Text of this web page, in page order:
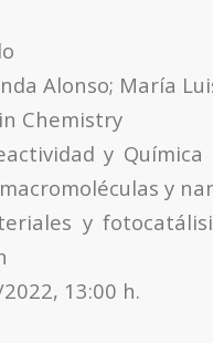
Alonso; María
Chemistry
y
y
y
13:00 h.